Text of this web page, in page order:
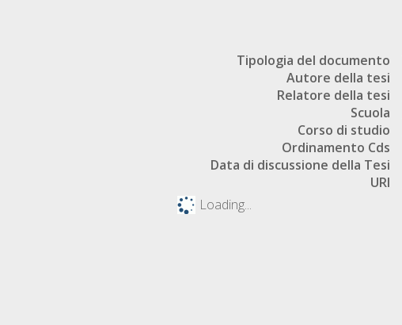
Tipologia del documento
Autore della tesi
Relatore della tesi
Scuola
Corso di studio
Ordinamento Cds
Data di discussione della Tesi
URI
Loading...